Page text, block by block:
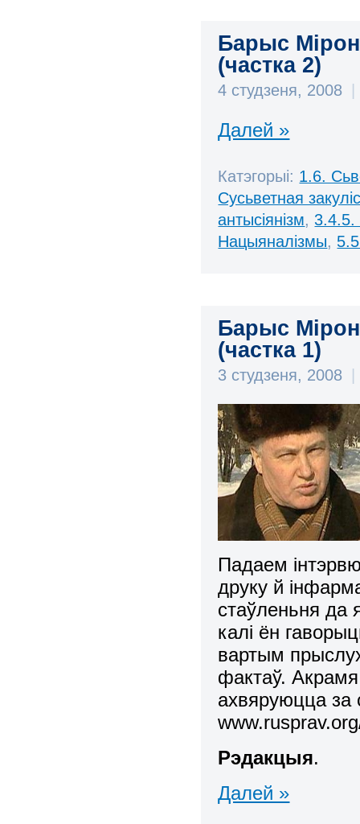
Барыс
(частка 2)
4 студзеня, 2008
Далей »
Катэгорыі: 1.6.
Сусьветная
антысіянізм, 3.4.5.
Нацыяналізмы,
Барыс
(частка 1)
3 студзеня, 2008 |
Падаем
друку й
стаўленьня да
калі ён
вартым
фактаў.
ахвяруюцца за
Рэдакцыя.
Далей »